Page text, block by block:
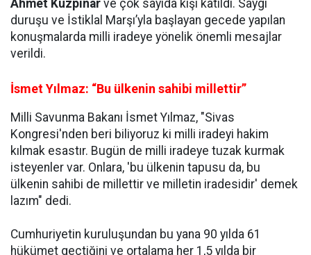
Ahmet Kuzpınar ve çok sayıda kişi katıldı. Saygı
duruşu ve İstiklal Marşı’yla başlayan gecede yapılan
konuşmalarda milli iradeye yönelik önemli mesajlar
verildi.
İsmet Yılmaz: “Bu ülkenin sahibi millettir”
Milli Savunma Bakanı İsmet Yılmaz, "Sivas
Kongresi'nden beri biliyoruz ki milli iradeyi hakim
kılmak esastır. Bugün de milli iradeye tuzak kurmak
isteyenler var. Onlara, 'bu ülkenin tapusu da, bu
ülkenin sahibi de millettir ve milletin iradesidir' demek
lazım" dedi.
Cumhuriyetin kuruluşundan bu yana 90 yılda 61
hükümet geçtiğini ve ortalama her 1,5 yılda bir